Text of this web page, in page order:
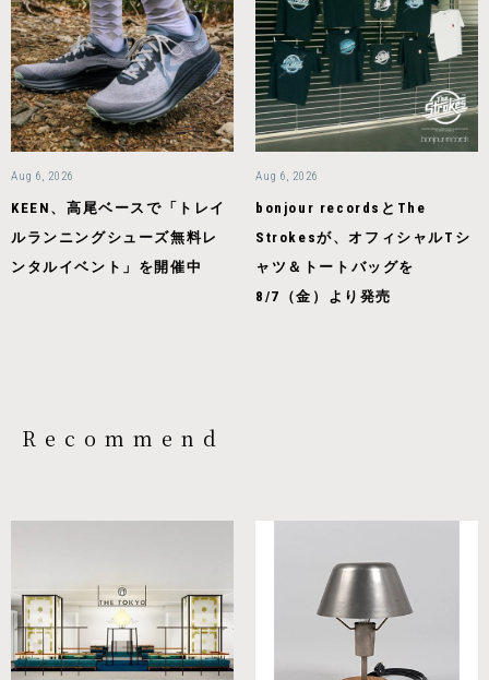
Aug 6, 2026
KEEN、高尾ベースで「トレイ
ルランニングシューズ無料レ
ンタルイベント」を開催中
Aug 6, 2026
bonjour recordsとThe
Strokesが、オフィシャルTシ
ャツ＆トートバッグを
8/7（金）より発売
Recommend